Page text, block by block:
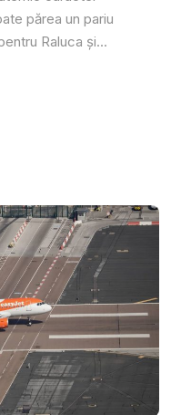
părea un pariu
Raluca și...